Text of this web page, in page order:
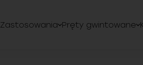
Zastosowania Pręty gwintowane